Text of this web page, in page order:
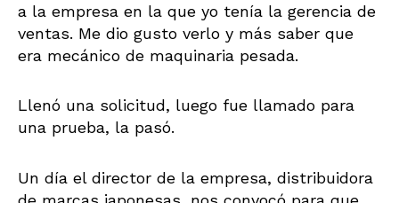
a la empresa en la que yo tenía la gerencia de
ventas. Me dio gusto verlo y más saber que
era mecánico de maquinaria pesada.
Llenó una solicitud, luego fue llamado para
una prueba, la pasó.
Un día el director de la empresa, distribuidora